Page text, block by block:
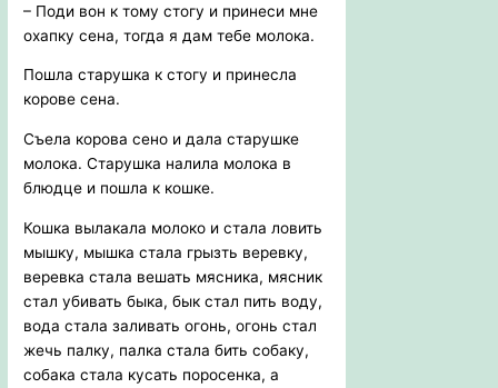
– Поди вон к тому стогу и принеси мне
охапку сена, тогда я дам тебе молока.
Пошла старушка к стогу и принесла
корове сена.
Съела корова сено и дала старушке
молока. Старушка налила молока в
блюдце и пошла к кошке.
Кошка вылакала молоко и стала ловить
мышку, мышка стала грызть веревку,
веревка стала вешать мясника, мясник
стал убивать быка, бык стал пить воду,
вода стала заливать огонь, огонь стал
жечь палку, палка стала бить собаку,
собака стала кусать поросенка, а